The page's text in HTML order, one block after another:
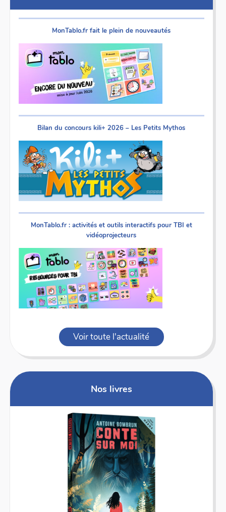
MonTablo.fr fait le plein de nouveautés
Bilan du concours kili+ 2026 – Les Petits Mythos
MonTablo.fr : activités et outils interactifs pour TBI et
vidéoprojecteurs
Voir toute l'actualité
Nos livres